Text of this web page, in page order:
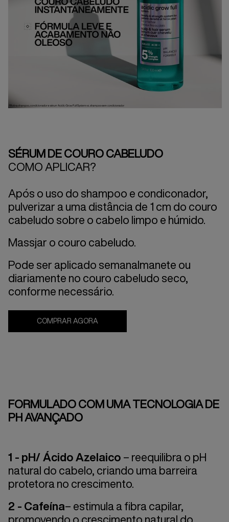
SÉRUM DE COURO CABELUDO
COMO APLICAR?
Após o uso do shampoo e condiconador,
pulverizar a uma distância de 1 cm do couro
cabeludo sobre o cabelo limpo e húmido.
Massjar o couro cabeludo.
Pode ser aplicado semanalmanete ou
diariamente no couro cabeludo seco,
conforme necessário.
COMPRAR AGORA
FORMULADO COM UMA TECNOLOGIA DE
PH AVANÇADO
1 - pH/ Ácido Azelaico – reequilibra o pH
natural do cabelo, criando uma barreira
protetora no crescimento.
2 - Cafeína– estimula a fibra capilar,
promovendo o crescimento natural do